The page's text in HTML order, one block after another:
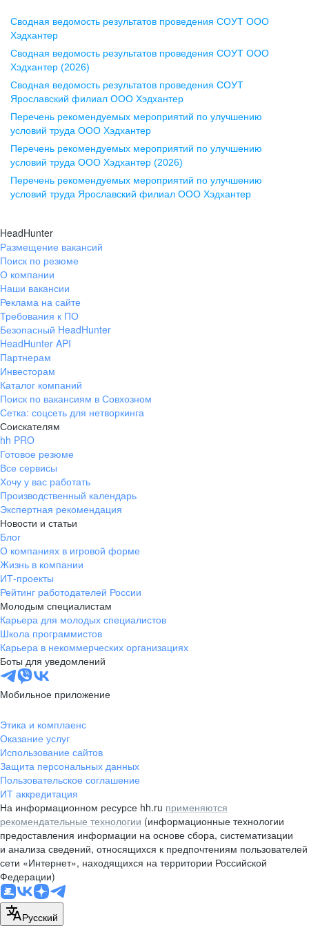
Воронеж
ул. Комиссаржевской, д. 10,
офис 1212
+7 473 280-05-05
pr@vrn.hh.ru
ул. Спартаковская, д. 2А, этаж 3,
помещение 15
+7 843 212-12-50
Екатеринбург
ул. Боевых Дружин, стр. 20,
+7 343 226-79-99
pr@ural.hh.ru
ул. Янковского, д. 169, 7 этаж,
706 каб.
+7 861 205-55-57
pr@krd.hh.ru
Владивосток
пер. Ланинский д. 4, офис 3.4
+7 423 202-33-28
pr@dv.hh.ru
Новосибирск
ул. Большевистская, д. 35,
помещение 21
+7 383 207-94-64
pr@nsk.hh.ru
Минск
пр-т Дзержинского, д. 57,
10 этаж, помещение 45-1
pr@rabota.by
Алматы
пр. Абая, д. 151, БЦ Алатау,
12 этаж, офис 1209
+7 727 232-13-13
pr@headhunter.com.kz
Сводная ведомость результатов проведения СОУТ ООО
Хэдхантер
Сводная ведомость результатов проведения СОУТ ООО
Хэдхантер (2026)
Сводная ведомость результатов проведения СОУТ
Ярославский филиал ООО Хэдхантер
Перечень рекомендуемых мероприятий по улучшению
условий труда ООО Хэдхантер
Перечень рекомендуемых мероприятий по улучшению
условий труда ООО Хэдхантер (2026)
Перечень рекомендуемых мероприятий по улучшению
условий труда Ярославский филиал ООО Хэдхантер
HeadHunter
Размещение вакансий
Поиск по резюме
О компании
Наши вакансии
Реклама на сайте
Требования к ПО
Безопасный HeadHunter
HeadHunter API
Партнерам
Инвесторам
Каталог компаний
Поиск по вакансиям в Совхозном
Сетка: соцсеть для нетворкинга
Соискателям
hh PRO
Готовое резюме
Все сервисы
Хочу у вас работать
Производственный календарь
Экспертная рекомендация
Новости и статьи
Блог
О компаниях в игровой форме
Жизнь в компании
ИТ-проекты
Рейтинг работодателей России
Молодым специалистам
Карьера для молодых специалистов
Школа программистов
Карьера в некоммерческих организациях
Боты для уведомлений
Мобильное приложение
Этика и комплаенс
Оказание услуг
Использование сайтов
Защита персональных данных
Пользовательское соглашение
ИТ аккредитация
На информационном ресурсе hh.ru применяются
рекомендательные технологии (информационные технологии
предоставления информации на основе сбора, систематизации
и анализа сведений, относящихся к предпочтениям пользователей
сети «Интернет», находящихся на территории Российской
Федерации)
Русский